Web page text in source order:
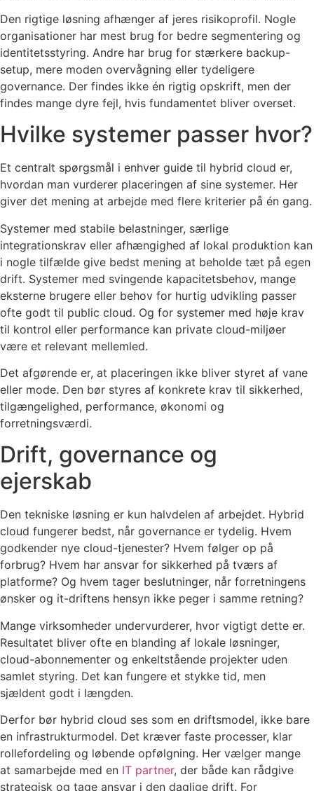
Den rigtige løsning afhænger af jeres risikoprofil. Nogle
organisationer har mest brug for bedre segmentering og
identitetsstyring. Andre har brug for stærkere backup-
setup, mere moden overvågning eller tydeligere
governance. Der findes ikke én rigtig opskrift, men der
findes mange dyre fejl, hvis fundamentet bliver overset.
Hvilke systemer passer hvor?
Et centralt spørgsmål i enhver guide til hybrid cloud er,
hvordan man vurderer placeringen af sine systemer. Her
giver det mening at arbejde med flere kriterier på én gang.
Systemer med stabile belastninger, særlige
integrationskrav eller afhængighed af lokal produktion kan
i nogle tilfælde give bedst mening at beholde tæt på egen
drift. Systemer med svingende kapacitetsbehov, mange
eksterne brugere eller behov for hurtig udvikling passer
ofte godt til public cloud. Og for systemer med høje krav
til kontrol eller performance kan private cloud-miljøer
være et relevant mellemled.
Det afgørende er, at placeringen ikke bliver styret af vane
eller mode. Den bør styres af konkrete krav til sikkerhed,
tilgængelighed, performance, økonomi og
forretningsværdi.
Drift, governance og
ejerskab
Den tekniske løsning er kun halvdelen af arbejdet. Hybrid
cloud fungerer bedst, når governance er tydelig. Hvem
godkender nye cloud-tjenester? Hvem følger op på
forbrug? Hvem har ansvar for sikkerhed på tværs af
platforme? Og hvem tager beslutninger, når forretningens
ønsker og it-driftens hensyn ikke peger i samme retning?
Mange virksomheder undervurderer, hvor vigtigt dette er.
Resultatet bliver ofte en blanding af lokale løsninger,
cloud-abonnementer og enkeltstående projekter uden
samlet styring. Det kan fungere et stykke tid, men
sjældent godt i længden.
Derfor bør hybrid cloud ses som en driftsmodel, ikke bare
en infrastrukturmodel. Det kræver faste processer, klar
rollefordeling og løbende opfølgning. Her vælger mange
at samarbejde med en IT partner, der både kan rådgive
strategisk og tage ansvar i den daglige drift. For